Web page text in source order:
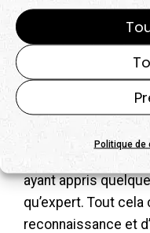
Politique de
Partagez votre
authentique. Vous
êtes unique, alors
soyez vrai.
La vidéo que vous
susciter des
sorte que la
ayant appris
qu’expert. Tout
reconnaissance et